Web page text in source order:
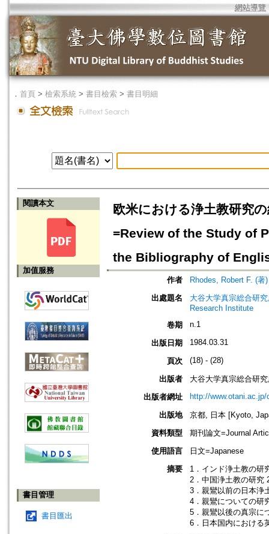
網站導覽
． 首頁 > 檢索系統 > 書目檢索 > 書目明細
閱讀本文
加值服務
書目管理
書目匯出
欧米における浄土教研究
=Review of the Study of
the Bibliography of
作者
Rhodes, Robert F. (著)
出處題名
大谷大学真宗総合研
Research Institute
卷期
n.1
出版日期 1984.03.31
頁次 (18) - (28)
出版者
大谷大学真宗総合研
出版者網址
http://
出版地
京都, 日本 [Kyoto,
資料類型
期刊論文=Journal
使用語言
日文=Japanese
摘要
1．インド浄土教の研
2．中国浄土教の研究
3．親鸞以前の日本浄
4．親鸞についての研
5．親鸞以後の真宗に
6．日本国内における